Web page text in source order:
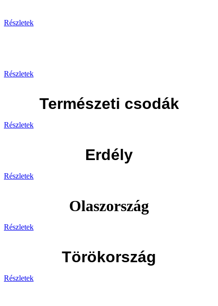
Részletek
Részletek
Természeti csodák
Részletek
Erdély
Részletek
Olaszország
Részletek
Törökország
Részletek